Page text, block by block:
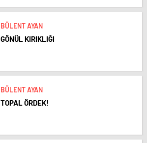
BÜLENT AYAN
GÖNÜL KIRIKLIĞI
BÜLENT AYAN
TOPAL ÖRDEK!